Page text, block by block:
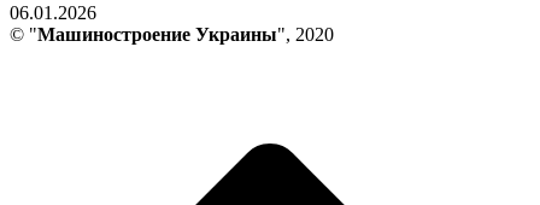
06.01.2026
© "Машиностроение Украины", 2020